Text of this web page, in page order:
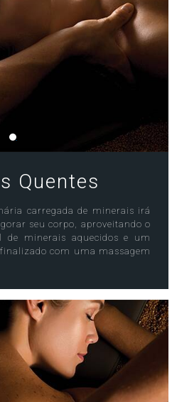
Quentes
carregada de minerais irá
seu corpo, aproveitando o
de minerais aquecidos e um
com uma massagem